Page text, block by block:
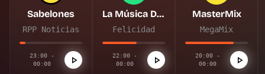
Sabelones
RPP Noticias
23:00 -
00:00
La Música De Tu Vida
Felicidad
22:00 -
00:00
MasterMix
MegaMix
20:00 -
00:00